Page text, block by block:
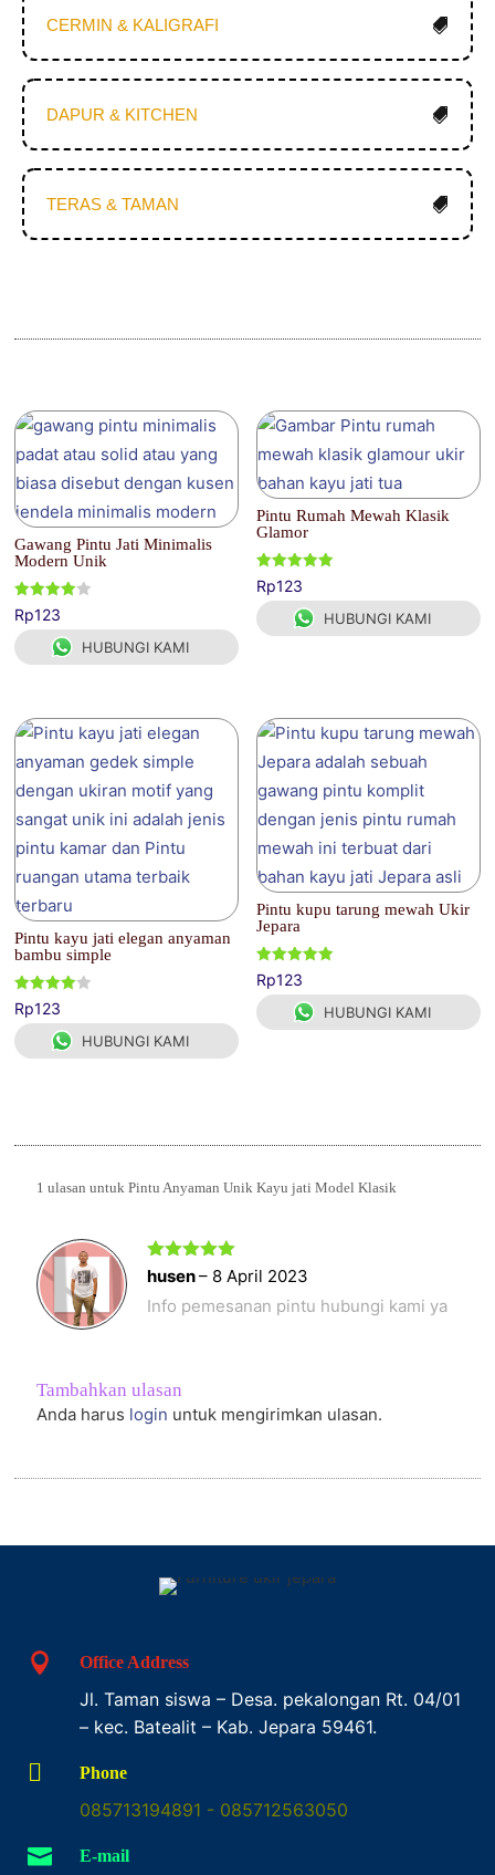
CERMIN & KALIGRAFI
DAPUR & KITCHEN
TERAS & TAMAN
Gawang Pintu Jati Minimalis
Modern Unik
Dinilai
4.00
dari 5
Rp123
HUBUNGI KAMI
Pintu Rumah Mewah Klasik
Glamor
Dinilai
5.00
dari 5
Rp123
HUBUNGI KAMI
Pintu kayu jati elegan anyaman
bambu simple
Dinilai
4.00
dari 5
Rp123
HUBUNGI KAMI
Pintu kupu tarung mewah Ukir
Jepara
Dinilai
5.00
dari 5
Rp123
HUBUNGI KAMI
1 ulasan untukPintu Anyaman Unik Kayu jati Model Klasik
Dinilai5
husen– 8 April 2023
Info pemesanan pintu hubungi kami ya
Tambahkan ulasan
Anda harus login untuk mengirimkan ulasan.
 Office Address
Jl. Taman siswa – Desa. pekalongan Rt. 04/01
– kec. Batealit – Kab. Jepara 59461.
 Phone
085713194891 - 085712563050
 E-mail